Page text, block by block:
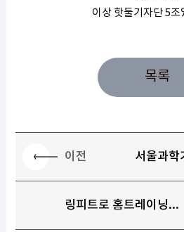
이상 핫둘기자단 5조
목록
이전 서울과학
링피트로 홈트레이닝...